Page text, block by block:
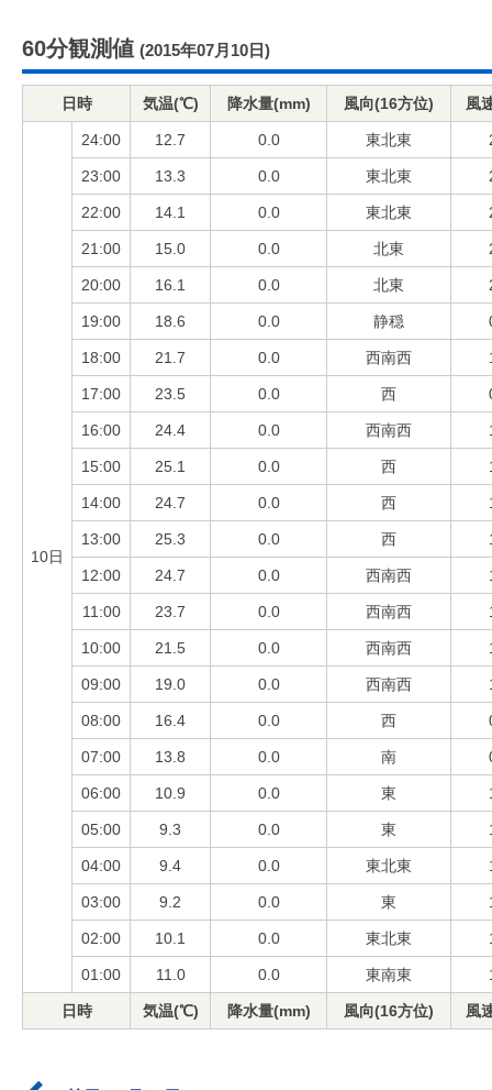
60分観測値 (2015年07月10日)
日時 気温(℃) 降水量(mm) 風向(16方位) 風
10日
24:00 12.7 0.0 東北東
23:00 13.3 0.0 東北東
22:00 14.1 0.0 東北東
21:00 15.0 0.0 北東
20:00 16.1 0.0 北東
19:00 18.6 0.0 静穏
18:00 21.7 0.0 西南西
17:00 23.5 0.0 西
16:00 24.4 0.0 西南西
15:00 25.1 0.0 西
14:00 24.7 0.0 西
13:00 25.3 0.0 西
12:00 24.7 0.0 西南西
11:00 23.7 0.0 西南西
10:00 21.5 0.0 西南西
09:00 19.0 0.0 西南西
08:00 16.4 0.0 西
07:00 13.8 0.0 南
06:00 10.9 0.0 東
05:00 9.3 0.0 東
04:00 9.4 0.0 東北東
03:00 9.2 0.0 東
02:00 10.1 0.0 東北東
01:00 11.0 0.0 東南東
日時 気温(℃) 降水量(mm) 風向(16方位) 風